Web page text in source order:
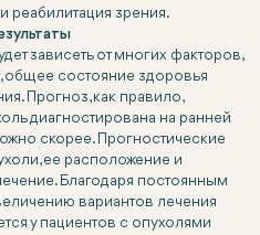
реабилитация зрения.
зависеть от многих факторов,
общее состояние здоровья
Прогноз, как правило,
диагностирована на ранней
скорее. Прогностические
ее расположение и
Благодаря постоянным
вариантов лечения
у пациентов с опухолями